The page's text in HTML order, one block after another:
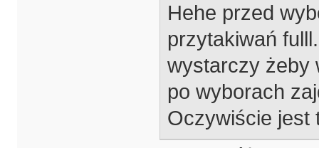
Hehe przed
przytakiwań
wystarczy żeby
po wyborach
Oczywiście jest